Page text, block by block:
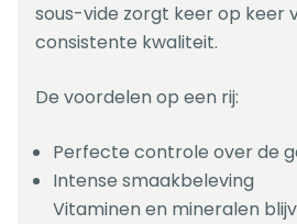
sous-vide zorgt keer op keer
consistente kwaliteit.
De voordelen op een rij:
Perfecte controle over de
Intense smaakbeleving
Vitaminen en mineralen